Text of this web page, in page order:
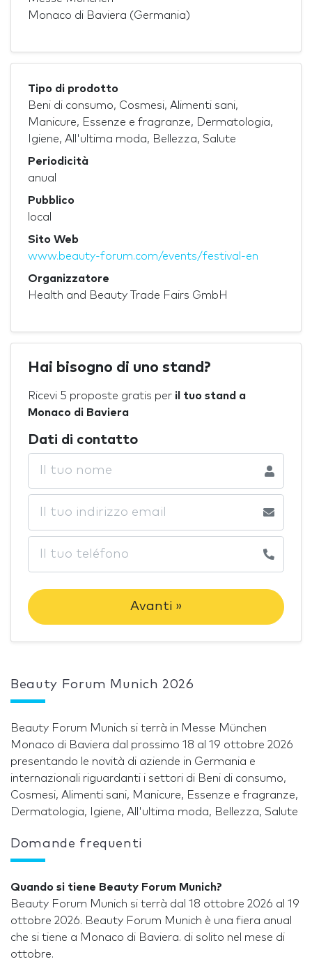
Monaco di Baviera (Germania)
Tipo di prodotto
Beni di consumo, Cosmesi, Alimenti sani,
Manicure, Essenze e fragranze, Dermatologia,
Igiene, All'ultima moda, Bellezza, Salute
Periodicità
anual
Pubblico
local
Sito Web
www.beauty-forum.com/events/festival-en
Organizzatore
Health and Beauty Trade Fairs GmbH
Hai bisogno di uno stand?
Ricevi 5 proposte gratis per il tuo stand a
Monaco di Baviera
Dati di contatto
Avanti »
Beauty Forum Munich 2026
Beauty Forum Munich si terrà in Messe München
Monaco di Baviera dal prossimo 18 al 19 ottobre 2026
presentando le novità di aziende in Germania e
internazionali riguardanti i settori di Beni di consumo,
Cosmesi, Alimenti sani, Manicure, Essenze e fragranze,
Dermatologia, Igiene, All'ultima moda, Bellezza, Salute
Domande frequenti
Quando si tiene Beauty Forum Munich?
Beauty Forum Munich si terrà dal 18 ottobre 2026 al 19
ottobre 2026. Beauty Forum Munich è una fiera anual
che si tiene a Monaco di Baviera. di solito nel mese di
ottobre.